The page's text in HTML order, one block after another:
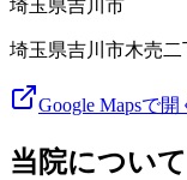
埼玉県吉川市
埼玉県吉川市木売
Google Mapsで開
当院について